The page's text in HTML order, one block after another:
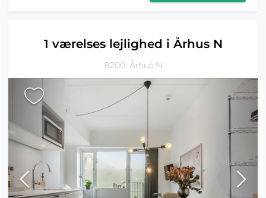
1 værelses lejlighed i Århus N
8200, Århus N